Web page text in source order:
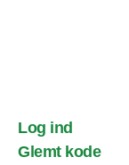
Log ind
Glemt kode